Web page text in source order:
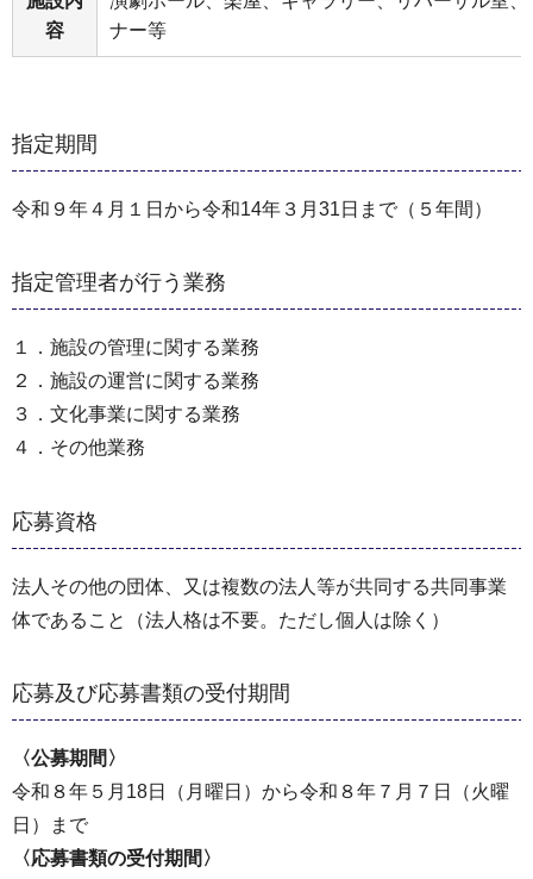
容
ナー等
指定期間
令和９年４月１日から令和14年３月31日まで（５年間）
指定管理者が行う業務
１．施設の管理に関する業務
２．施設の運営に関する業務
３．文化事業に関する業務
４．その他業務
応募資格
法人その他の団体、又は複数の法人等が共同する共同事業
体であること（法人格は不要。ただし個人は除く）
応募及び応募書類の受付期間
〈公募期間〉
令和８年５月18日（月曜日）から令和８年７月７日（火曜
日）まで
〈応募書類の受付期間〉